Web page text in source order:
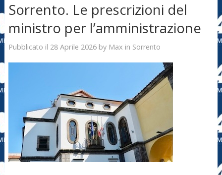
Sorrento. Le prescrizioni del
ministro per l’amministrazione
Pubblicato il 28 Aprile 2026by Max in Sorrento